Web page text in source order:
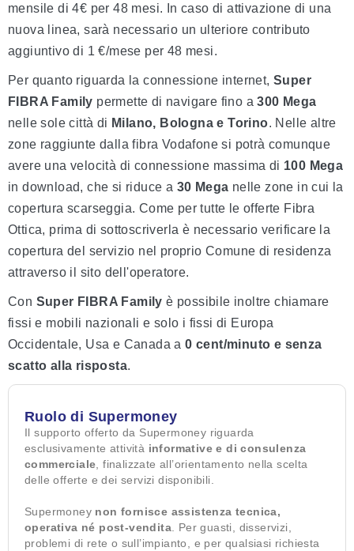
mensile di 4€ per 48 mesi. In caso di attivazione di una
nuova linea, sarà necessario un ulteriore contributo
aggiuntivo di 1 €/mese per 48 mesi.
Per quanto riguarda la connessione internet, Super
FIBRA Family permette di navigare fino a300 Mega
nelle sole città di Milano, Bologna e Torino. Nelle altre
zone raggiunte dalla fibra Vodafone si potrà comunque
avere una velocità di connessione massima di 100 Mega
in download, che si riduce a 30 Mega nelle zone in cui la
copertura scarseggia. Come per tutte le offerte Fibra
Ottica, prima di sottoscriverla è necessario verificare la
copertura del servizio nel proprio Comune di residenza
attraverso il sito dell'operatore.
Con Super FIBRA Family è possibile inoltre chiamare
fissi e mobili nazionali e solo i fissi di Europa
Occidentale, Usa e Canada a0 cent/minuto e senza
scatto alla risposta.
Ruolo di Supermoney
Il supporto offerto da Supermoney riguarda
esclusivamente attività informative e di consulenza
commerciale , finalizzate all’orientamento nella scelta
delle offerte e dei servizi disponibili.
Supermoney non fornisce assistenza tecnica,
operativa né post-vendita . Per guasti, disservizi,
problemi di rete o sull’impianto, e per qualsiasi richiesta